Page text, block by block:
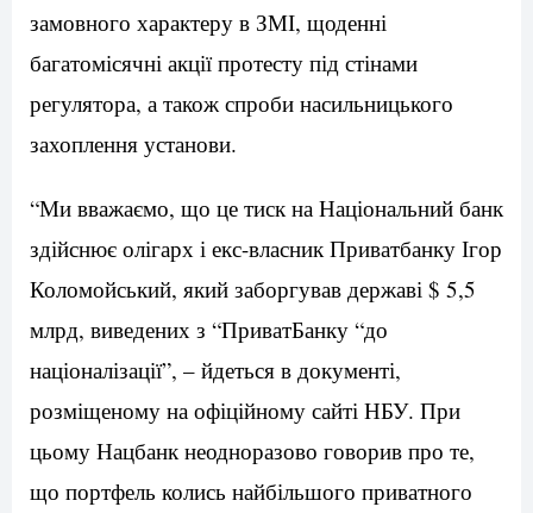
замовного характеру в ЗМІ, щоденні
багатомісячні акції протесту під стінами
регулятора, а також спроби насильницького
захоплення установи.
“Ми вважаємо, що це тиск на Національний банк
здійснює олігарх і екс-власник Приватбанку Ігор
Коломойський, який заборгував державі $ 5,5
млрд, виведених з “ПриватБанку “до
націоналізації”, – йдеться в документі,
розміщеному на офіційному сайті НБУ. При
цьому Нацбанк неодноразово говорив про те,
що портфель колись найбільшого приватного